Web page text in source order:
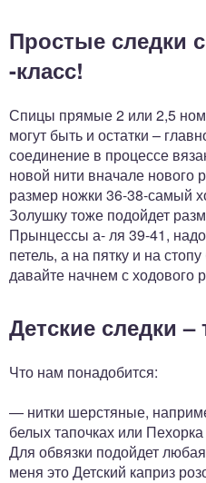
Простые следки
-класс!
Спицы прямые 2 или 2,5
могут быть и остатки –
соединение в процессе
новой нити вначале нового
размер ножки 36-38-самый
Золушку тоже подойдет
Прынцессы а- ля 39-41,
петель, а на пятку и на
давайте начнем с ходового
Детские следки
Что нам понадобится:
— нитки шерстяные,
белых тапочках или
Для обвязки подойдет
меня это Детский каприз